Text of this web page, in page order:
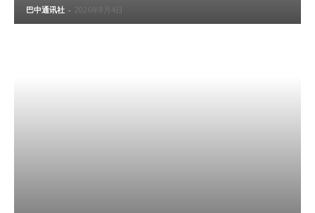
巴中通讯社 - 2026年8月4日